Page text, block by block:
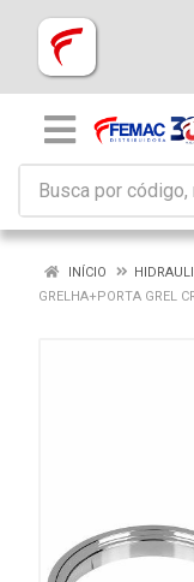
INÍCIO
GRELHA+PORTA GREL